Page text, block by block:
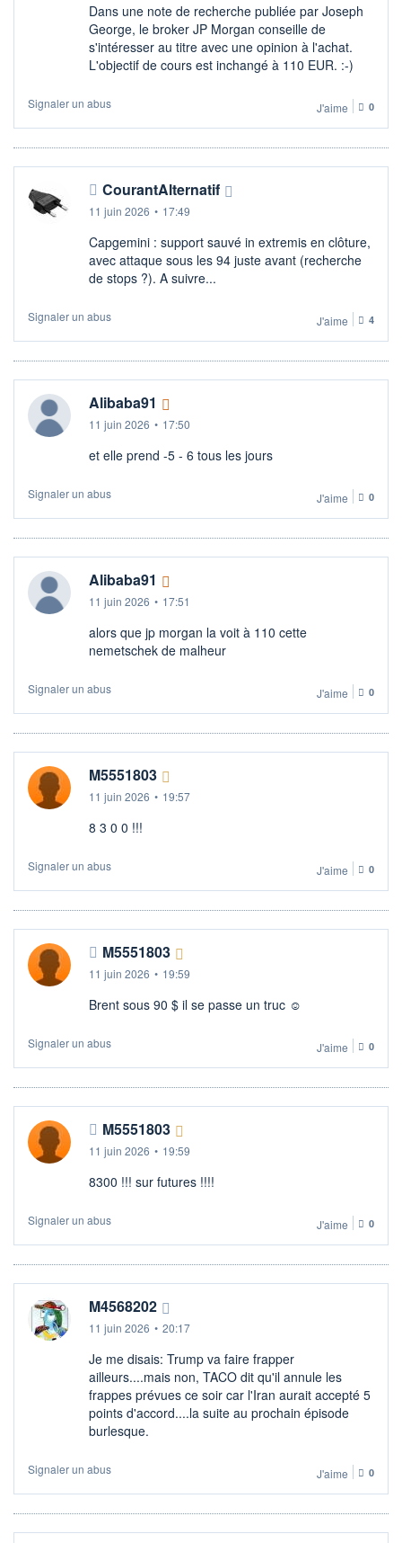
Dans une note de recherche publiée par Joseph
George, le broker JP Morgan conseille de
s'intéresser au titre avec une opinion à l'achat.
L'objectif de cours est inchangé à 110 EUR. :-)
Signaler un abus J'aime 0
CourantAlternatif
11 juin 2026 • 17:49
Capgemini : support sauvé in extremis en clôture,
avec attaque sous les 94 juste avant (recherche
de stops ?). A suivre...
Signaler un abus J'aime 4
Alibaba91
11 juin 2026 • 17:50
et elle prend -5 - 6 tous les jours
Signaler un abus J'aime 0
Alibaba91
11 juin 2026 • 17:51
alors que jp morgan la voit à 110 cette
nemetschek de malheur
Signaler un abus J'aime 0
M5551803
11 juin 2026 • 19:57
8 3 0 0 !!!
Signaler un abus J'aime 0
M5551803
11 juin 2026 • 19:59
Brent sous 90 $ il se passe un truc ☺
Signaler un abus J'aime 0
M5551803
11 juin 2026 • 19:59
8300 !!! sur futures !!!!
Signaler un abus J'aime 0
M4568202
11 juin 2026 • 20:17
Je me disais: Trump va faire frapper
ailleurs....mais non, TACO dit qu'il annule les
frappes prévues ce soir car l'Iran aurait accepté 5
points d'accord....la suite au prochain épisode
burlesque.
Signaler un abus J'aime 0